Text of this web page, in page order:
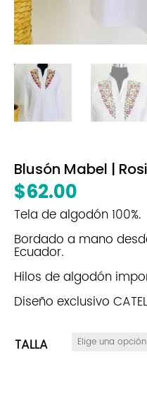
Blusón Mabel |
$62.00
Tela de algodón 100%.
Bordado a mano
Ecuador.
Hilos de algodón
Diseño exclusivo
TALLA